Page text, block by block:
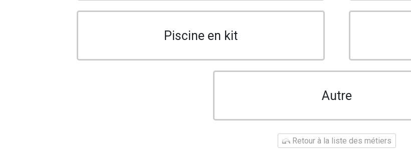
Piscine en kit
Autre
Retour à la liste des métiers